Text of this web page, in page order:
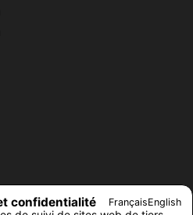
confidentialité FrançaisEnglish